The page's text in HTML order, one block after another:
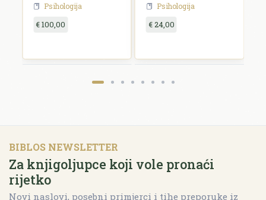
Psihologija
€ 100,00
Psihologija
€ 24,00
BIBLOS NEWSLETTER
Za knjigoljupce koji vole pronaći
rijetko
Novi naslovi, posebni primjerci i tihe preporuke iz